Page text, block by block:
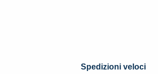
Spedizioni veloci